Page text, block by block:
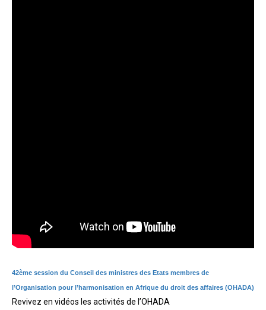
42ème session du Conseil des ministres des Etats membres de
l’Organisation pour l’harmonisation en Afrique du droit des affaires (OHADA)
Revivez en vidéos les activités de l’OHADA